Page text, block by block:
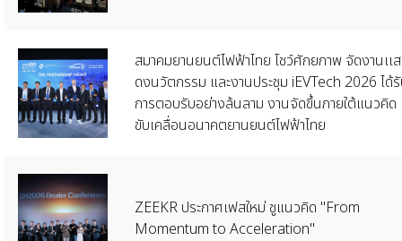
สมาคมยานยนต์ไฟฟ้าไทย โชว์ศักยภาพ จัดงานเเส
ดงนวัตกรรม และงานประชุม iEVTech 2026 ได้
การตอบรับอย่างล้นลาม งานจัดขึ้นภายใต้แนวคิด
ขับเคลื่อนอนาคตยานยนต์ไฟฟ้าไทย
ZEEKR ประกาศเฟสใหม่ ชูแนวคิด "From
Momentum to Acceleration"